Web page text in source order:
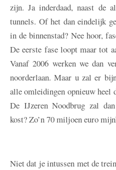
zijn. Ja inderdaad, naast de
tunnels. Of het dan eindelijk
in de binnenstad? Nee hoor,
De eerste fase loopt maar tot
Vanaf 2006 werken we dan
noorderlaan. Maar u zal er
alle omleidingen opnieuw heel
De IJzeren Noodbrug zal
kost? Zo’n 70 miljoen euro
Niet dat je intussen met de